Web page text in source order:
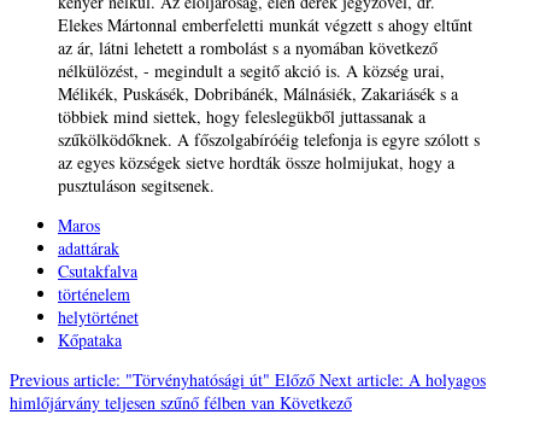
Elekes Mártonnal emberfeletti munkát végzett s ahogy eltűnt
az ár, látni lehetett a rombolást s a nyomában következő
nélkülözést, - megindult a segitő akció is. A község urai,
Mélikék, Puskásék, Dobribánék, Málnásiék, Zakariásék s a
többiek mind siettek, hogy feleslegükből juttassanak a
szűkölködőknek. A főszolgabíróéig telefonja is egyre szólott s
az egyes községek sietve hordták össze holmijukat, hogy a
pusztuláson segitsenek.
Maros
adattárak
Csutakfalva
történelem
helytörténet
Kőpataka
Previous article: "Törvényhatósági út" Előző Next article: A holyagos
himlőjárvány teljesen szűnő félben van Következő